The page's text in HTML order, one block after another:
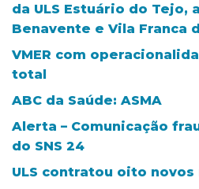
da ULS Estuário do Tejo,
Benavente e Vila Franca
VMER com
total
ABC da Saúde: ASMA
Alerta – Comunicação
do SNS 24
ULS contratou oito